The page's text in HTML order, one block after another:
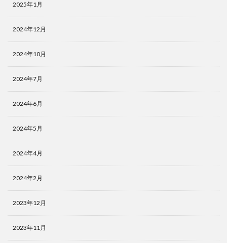
2025年1月
2024年12月
2024年10月
2024年7月
2024年6月
2024年5月
2024年4月
2024年2月
2023年12月
2023年11月